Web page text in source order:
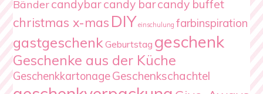
Bändercandybarcandy barcandy buffet
christmas x-mas DIY einschulung farbinspiration
gastgeschenkGeburtstag geschenk
Geschenke aus der Küche
GeschenkkartonageGeschenkschachtel